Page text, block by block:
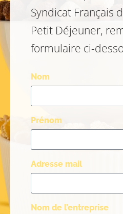
Syndicat Français
Petit Déjeuner,
formulaire ci-
Nom
Prénom
Adresse mail
Nom de l’entreprise